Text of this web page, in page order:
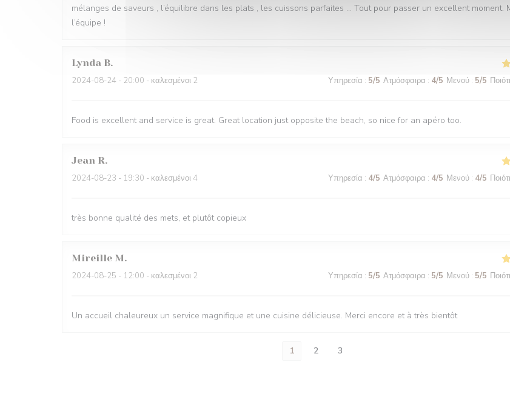
mélanges de saveurs , l’équilibre dans les plats , les cuissons parfaites … Tout pour passer un excellent moment.
l’équipe !
Lynda B
2024-08-24 - 20:00 - καλεσμένοι 2 Υπηρεσία : 5/5 Ατμόσφαιρα : 4/5 Μενού : 5/5
Food is excellent and service is great. Great location just opposite the beach, so nice for an apéro too.
Jean R
2024-08-23 - 19:30 - καλεσμένοι 4 Υπηρεσία : 4/5 Ατμόσφαιρα : 4/5 Μενού : 4/5
très bonne qualité des mets, et plutôt copieux
Mireille M
2024-08-25 - 12:00 - καλεσμένοι 2 Υπηρεσία : 5/5 Ατμόσφαιρα : 5/5 Μενού : 5/5
Un accueil chaleureux un service magnifique et une cuisine délicieuse. Merci encore et à très bientôt
1 2 3